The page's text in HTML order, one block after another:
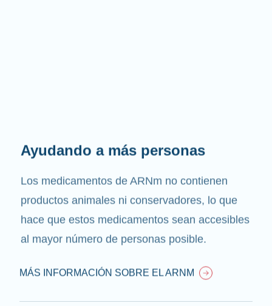
Ayudando a más personas
Los medicamentos de ARNm no contienen
productos animales ni conservadores, lo que
hace que estos medicamentos sean accesibles
al mayor número de personas posible.
MÁS INFORMACIÓN SOBRE EL ARNM